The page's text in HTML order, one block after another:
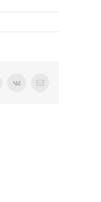
PinterestVk Email